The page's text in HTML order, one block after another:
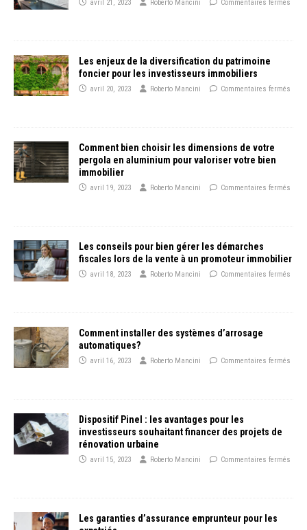
avril 21, 2023 Roberto Mancini Commentaires fermés
Les enjeux de la diversification du patrimoine
foncier pour les investisseurs immobiliers
avril 20, 2023 Roberto Mancini Commentaires fermés
Comment bien choisir les dimensions de votre
pergola en aluminium pour valoriser votre bien
immobilier
avril 19, 2023 Roberto Mancini Commentaires fermés
Les conseils pour bien gérer les démarches
fiscales lors de la vente à un promoteur immobilier
avril 18, 2023 Roberto Mancini Commentaires fermés
Comment installer des systèmes d’arrosage
automatiques?
avril 16, 2023 Roberto Mancini Commentaires fermés
Dispositif Pinel : les avantages pour les
investisseurs souhaitant financer des projets de
rénovation urbaine
avril 15, 2023 Roberto Mancini Commentaires fermés
Les garanties d’assurance emprunteur pour les